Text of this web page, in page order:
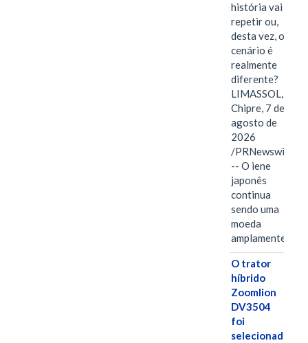
história vai se
repetir ou,
desta vez, o
cenário é
realmente
diferente?
LIMASSOL,
Chipre, 7 de
agosto de
2026
/PRNewswire/
-- O iene
japonês
continua
sendo uma
moeda
amplamente…
O trator
híbrido
Zoomlion
DV3504
foi
selecionado